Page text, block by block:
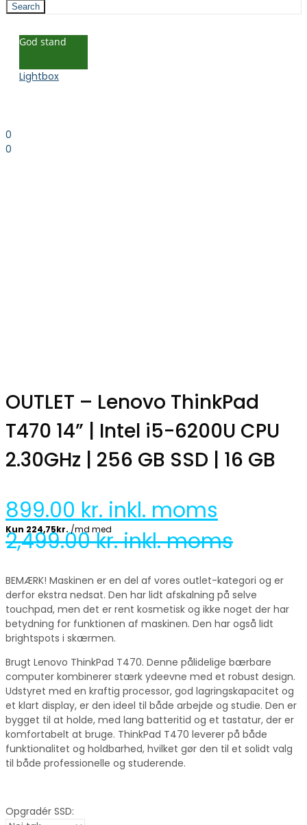
0
0
Search
God stand
Lightbox
OUTLET – Lenovo ThinkPad
T470 14” | Intel i5-6200U CPU
2.30GHz | 256 GB SSD | 16 GB
899.00 kr. inkl. moms
2,499.00kr. inkl. moms
BEMÆRK! Maskinen er en del af vores outlet-kategori og er
derfor ekstra nedsat. Den har lidt afskalning på selve
touchpad, men det er rent kosmetisk og ikke noget der har
betydning for funktionen af maskinen. Den har også lidt
brightspots i skærmen.
Brugt Lenovo ThinkPad T470. Denne pålidelige bærbare
computer kombinerer stærk ydeevne med et robust design.
Udstyret med en kraftig processor, god lagringskapacitet og
et klart display, er den ideel til både arbejde og studie. Den er
bygget til at holde, med lang batteritid og et tastatur, der er
komfortabelt at bruge. ThinkPad T470 leverer på både
funktionalitet og holdbarhed, hvilket gør den til et solidt valg
til både professionelle og studerende.
Opgradér SSD: